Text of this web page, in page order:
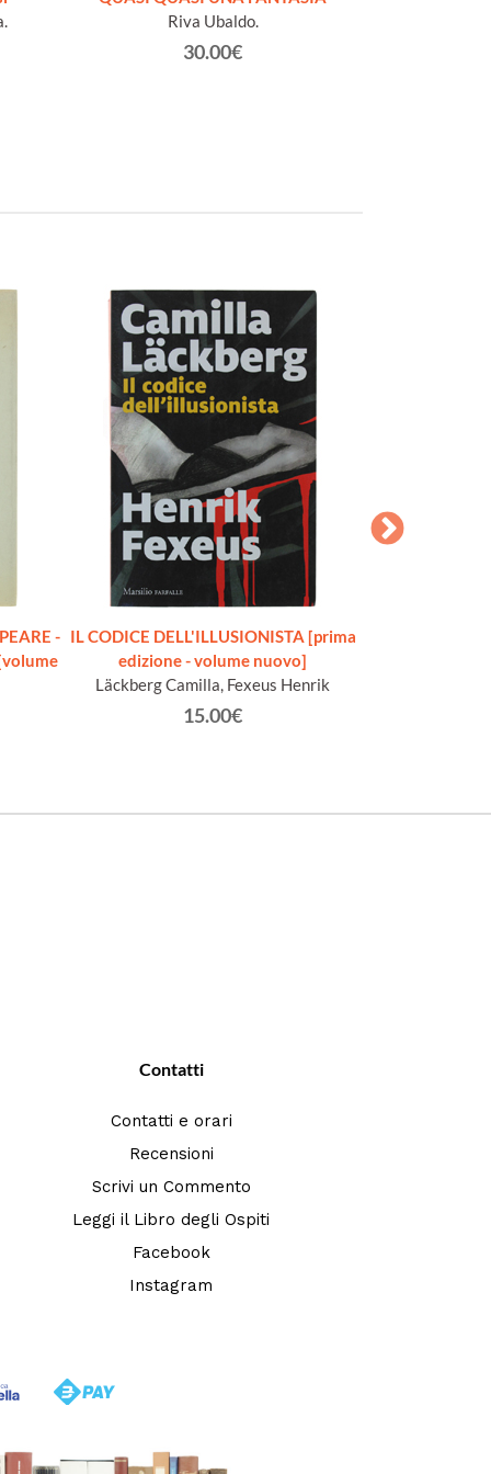
Riva Ubaldo.
30.00€
- IL CODICE DELL'ILLUSIONISTA [prima
edizione - volume nuovo]
Läckberg Camilla, Fexeus Henrik
15.00€
Contatti
Contatti e orari
Recensioni
Scrivi un Commento
Leggi il Libro degli Ospiti
Facebook
Instagram